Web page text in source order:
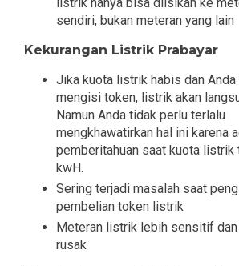
sendiri, bukan meteran yang lain
Kekurangan Listrik Prabayar
Jika kuota listrik habis dan Anda
mengisi token, listrik akan
Namun Anda tidak perlu terlalu
mengkhawatirkan hal ini karena
pemberitahuan saat kuota listrik
kwH.
Sering terjadi masalah saat
pembelian token listrik
Meteran listrik lebih sensitif dan
rusak